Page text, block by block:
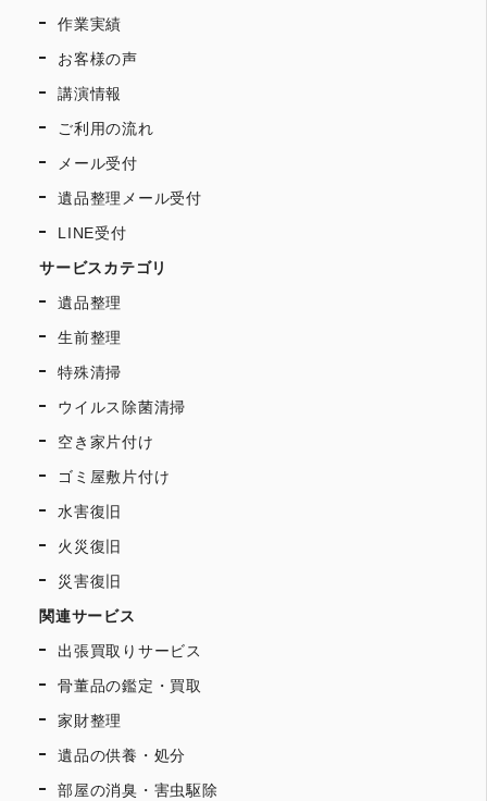
作業実績
お客様の声
講演情報
ご利用の流れ
メール受付
遺品整理メール受付
LINE受付
サービスカテゴリ
遺品整理
生前整理
特殊清掃
ウイルス除菌清掃
空き家片付け
ゴミ屋敷片付け
水害復旧
火災復旧
災害復旧
関連サービス
出張買取りサービス
骨董品の鑑定・買取
家財整理
遺品の供養・処分
部屋の消臭・害虫駆除